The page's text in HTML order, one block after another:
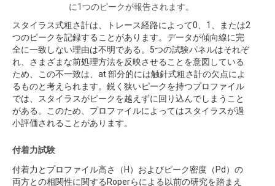
に1つのピークが報告されます。
スタイラス式粗さ計は、トレース経路によって0、1、または2
つのピークを記録することがあります。データが傾向線に完
全に一致しない理由は不明である。5つの試験パネルはそれぞ
れ、さまざまな前処理方法を反映させることを意図している
ため、この不一致は、at 部分的には触針式粗さ計の欠点によ
るものと考えられます。鋭く狭いピークを持つプロファイル
では、スタイラスがピークを越えずに回り込んでしまうこと
がある。このため、プロファイルによってはスタイラスが過
小評価されることがあります。
付着力試験
付着力とプロファイル高さ（H）およびピーク密度（Pd）の
両方との相関性に関するRoperらによる以前の研究を踏まえ